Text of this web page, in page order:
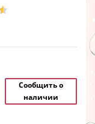
Сообщить о
наличии